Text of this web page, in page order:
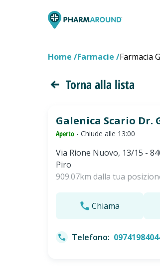
Home Farmacie Farmacia
Torna alla lista
Galenica Scario Dr.
Aperto - Chiude alle 13:00
Via Rione Nuovo, 13/15 -
Piro
909.07km dalla tua
Chiama
Telefono: